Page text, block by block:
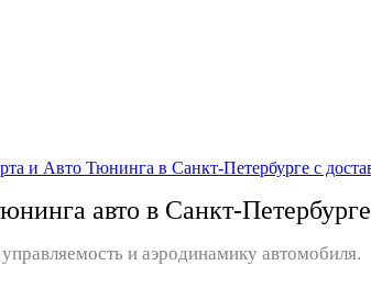
авто в Санкт-Петербурге
и аэродинамику автомобиля.